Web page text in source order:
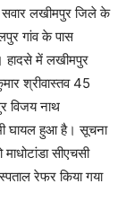
सवार लखीमपुर जिले के
गांव के पास
हादसे में लखीमपुर
श्रीवास्तव 45
विजय नाथ
घायल हुआ है। सूचना
सीएचसी
रेफर किया गया